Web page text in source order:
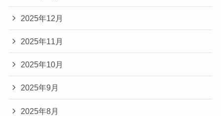
2025年12月
2025年11月
2025年10月
2025年9月
2025年8月